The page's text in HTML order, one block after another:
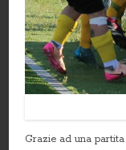
Grazie ad una